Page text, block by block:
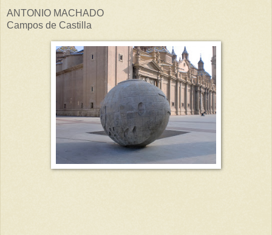
ANTONIO MACHADO
Campos de Castilla